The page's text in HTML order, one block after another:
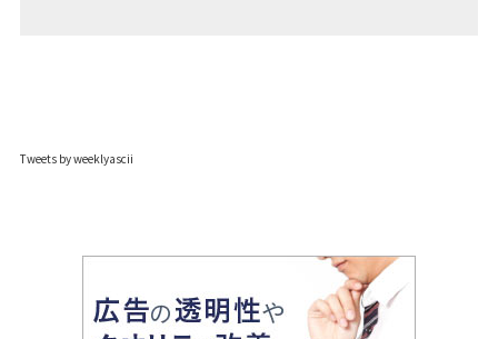
Tweets by weeklyascii